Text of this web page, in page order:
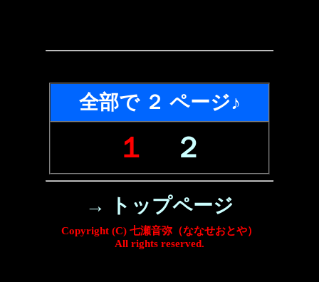
全部で ２ ページ♪
１ ２
→ トップページ
Copyright (C) 七瀬音弥（ななせおとや）
All rights reserved.